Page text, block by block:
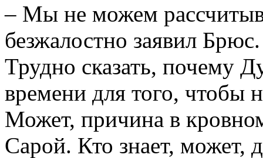
– Мы не можем
безжалостно заявил
Трудно сказать, почему
времени для того, чтобы
Может, причина в
Сарой. Кто знает, может,